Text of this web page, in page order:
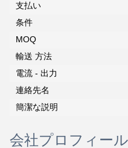
支払い
条件
MOQ
輸送 方法
電流 - 出力
連絡先名
簡潔な説明
会社プロフィール